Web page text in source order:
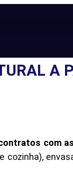
A
com
cozinha),